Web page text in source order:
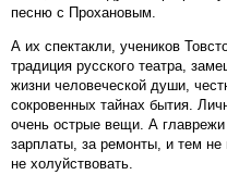
песню с Прохановым.
А их спектакли, учеников
традиция русского театра,
жизни человеческой души,
сокровенных тайнах бытия.
очень острые вещи. А
зарплаты, за ремонты, и тем
не холуйствовать.